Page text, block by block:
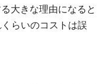
大きな理由になると
らいのコストは誤